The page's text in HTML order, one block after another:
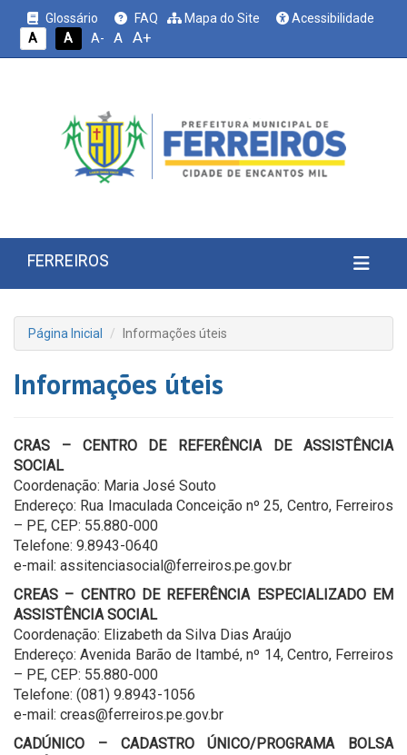
Glossário FAQ Mapa do Site
Acessibilidade
A
A A- A A+
FERREIROS
Página Inicial Informações úteis
Informações úteis
CRAS – CENTRO DE REFERÊNCIA DE ASSISTÊNCIA
SOCIAL
Coordenação: Maria José Souto
Endereço: Rua Imaculada Conceição nº 25, Centro, Ferreiros
– PE, CEP: 55.880-000
Telefone: 9.8943-0640
e-mail: assitenciasocial@ferreiros.pe.gov.br
CREAS – CENTRO DE REFERÊNCIA ESPECIALIZADO EM
ASSISTÊNCIA SOCIAL
Coordenação: Elizabeth da Silva Dias Araújo
Endereço: Avenida Barão de Itambé, nº 14, Centro, Ferreiros
– PE, CEP: 55.880-000
Telefone: (081) 9.8943-1056
e-mail: creas@ferreiros.pe.gov.br
CADÚNICO – CADASTRO ÚNICO/PROGRAMA BOLSA